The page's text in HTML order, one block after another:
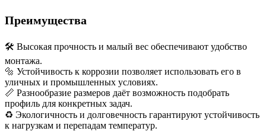
Преимущества
🛠 Высокая прочность и малый вес обеспечивают удобство
монтажа.
🔩 Устойчивость к коррозии позволяет использовать его в
уличных и промышленных условиях.
📏 Разнообразие размеров даёт возможность подобрать
профиль для конкретных задач.
♻ Экологичность и долговечность гарантируют устойчивость
к нагрузкам и перепадам температур.